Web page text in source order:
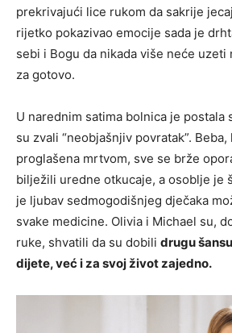
prekrivajući lice rukom da sakrije
rijetko pokazivao emocije sada je
sebi i Bogu da nikada više neće uzeti
za gotovo.
U narednim satima bolnica je postala
su zvali “neobjašnjiv povratak”.
proglašena mrtvom, sve se brže
bilježili uredne otkucaje, a osoblje je
je ljubav sedmogodišnjeg dječaka
svake medicine. Olivia i Michael su,
ruke, shvatili da su dobili drugu
dijete, već i za svoj život zajedno.